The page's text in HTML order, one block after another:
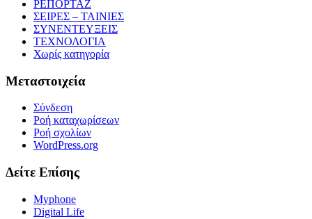
ΡΕΠΟΡΤΑΖ
ΣΕΙΡΕΣ – ΤΑΙΝΙΕΣ
ΣΥΝΕΝΤΕΥΞΕΙΣ
ΤΕΧΝΟΛΟΓΙΑ
Χωρίς κατηγορία
Μεταστοιχεία
Σύνδεση
Ροή καταχωρίσεων
Ροή σχολίων
WordPress.org
Δείτε Επίσης
Myphone
Digital Life